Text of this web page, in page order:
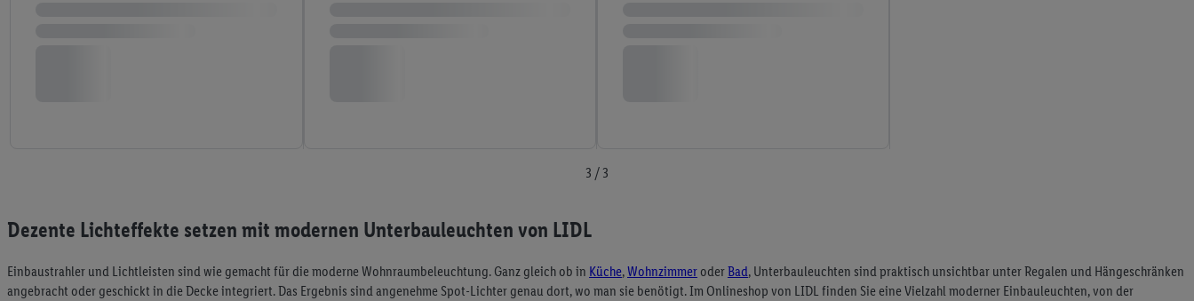
3 / 3
Dezente Lichteffekte setzen mit modernen Unterbauleuchten von LIDL
Einbaustrahler und Lichtleisten sind wie gemacht für die moderne Wohnraumbeleuchtung. Ganz gleich ob in Küche,Wohnzimmer oderBad, Unterbauleuchten sind praktisch unsichtbar unter Regalen und Hängeschränken
angebracht oder geschickt in die Decke integriert. Das Ergebnis sind angenehme Spot-Lichter genau dort, wo man sie benötigt. Im Onlineshop von LIDL finden Sie eine Vielzahl moderner Einbauleuchten, von der